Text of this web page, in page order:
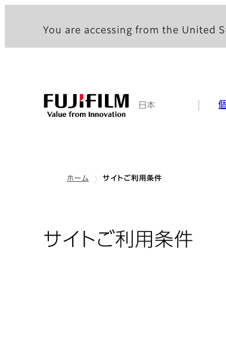
You are accessing from the United
日本
ホーム サイトご利用条件
サイトご利用条件